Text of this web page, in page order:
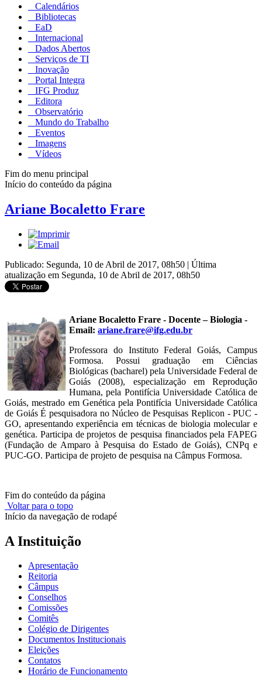
Calendários
Bibliotecas
EaD
Internacional
Dados Abertos
Serviços de TI
Inovação
Portal Integra
IFG Produz
Editora
Observatório
Mundo do Trabalho
Eventos
Imagens
Vídeos
Fim do menu principal
Início do conteúdo da página
Ariane Bocaletto Frare
Publicado: Segunda, 10 de Abril de 2017, 08h50 | Última
atualização em Segunda, 10 de Abril de 2017, 08h50
Ariane Bocaletto Frare - Docente – Biologia -
Email: ariane.frare@ifg.edu.br
Professora do Instituto Federal Goiás, Campus
Formosa. Possui graduação em Ciências
Biológicas (bacharel) pela Universidade Federal de
Goiás (2008), especialização em Reprodução
Humana, pela Pontifícia Universidade Católica de
Goiás, mestrado em Genética pela Pontifícia Universidade Católica
de Goiás É pesquisadora no Núcleo de Pesquisas Replicon - PUC -
GO, apresentando experiência em técnicas de biologia molecular e
genética. Participa de projetos de pesquisa financiados pela FAPEG
(Fundação de Amparo à Pesquisa do Estado de Goiás), CNPq e
PUC-GO. Participa de projeto de pesquisa na Câmpus Formosa.
Fim do conteúdo da página
Voltar para o topo
Início da navegação de rodapé
A Instituição
Apresentação
Reitoria
Câmpus
Conselhos
Comissões
Comitês
Colégio de Dirigentes
Documentos Institucionais
Eleições
Contatos
Horário de Funcionamento